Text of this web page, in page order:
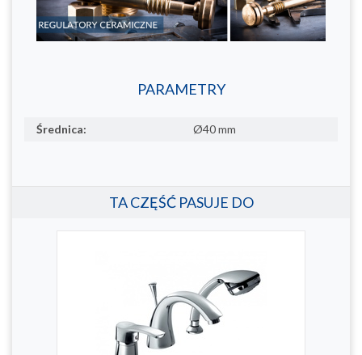
PARAMETRY
Średnica: Ø40 mm
TA CZĘŚĆ PASUJE DO